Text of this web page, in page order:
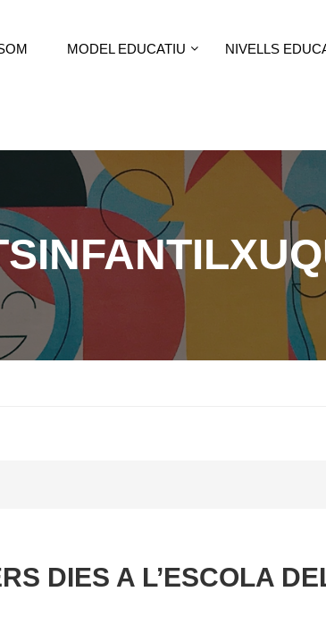
MODEL EDUCATIU NIVELLS
DIES A L’ESCOLA